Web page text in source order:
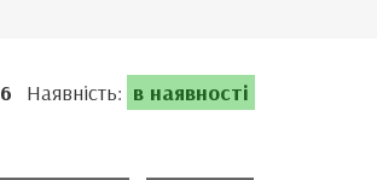
Наявність: в наявності